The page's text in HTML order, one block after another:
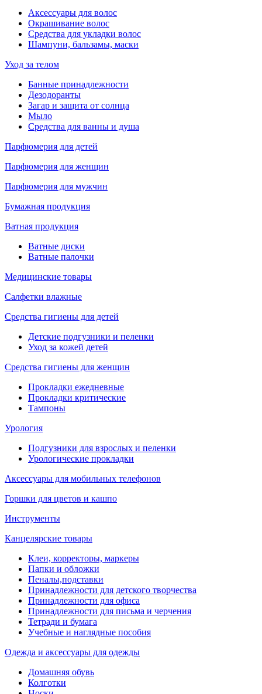
Аксессуары для волос
Окрашивание волос
Средства для укладки волос
Шампуни, бальзамы, маски
Уход за телом
Банные принадлежности
Дезодоранты
Загар и защита от солнца
Мыло
Средства для ванны и душа
Парфюмерия для детей
Парфюмерия для женщин
Парфюмерия для мужчин
Бумажная продукция
Ватная продукция
Ватные диски
Ватные палочки
Медицинские товары
Салфетки влажные
Средства гигиены для детей
Детские подгузники и пеленки
Уход за кожей детей
Средства гигиены для женщин
Прокладки ежедневные
Прокладки критические
Тампоны
Урология
Подгузники для взрослых и пеленки
Урологические прокладки
Аксессуары для мобильных телефонов
Горшки для цветов и кашпо
Инструменты
Канцелярские товары
Клеи, корректоры, маркеры
Папки и обложки
Пеналы,подставки
Принадлежности для детского творчества
Принадлежности для офиса
Принадлежности для письма и черчения
Тетради и бумага
Учебные и наглядные пособия
Одежда и аксессуары для одежды
Домашняя обувь
Колготки